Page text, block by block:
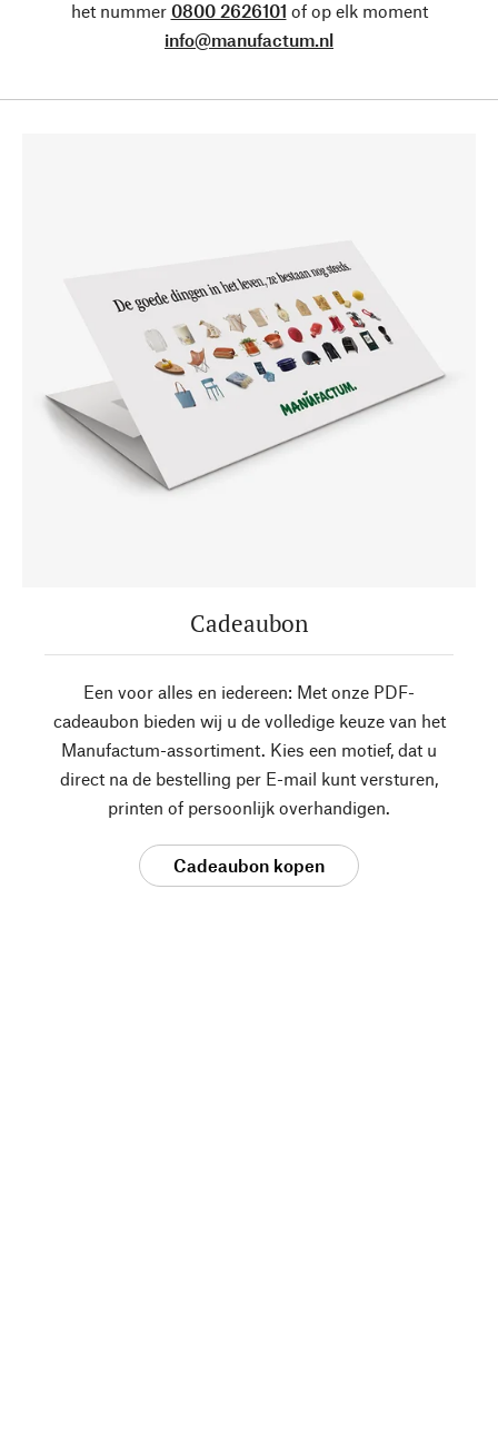
het nummer 0800 2626101 of op elk moment
info@manufactum.nl
Cadeaubon
Een voor alles en iedereen: Met onze PDF-
cadeaubon bieden wij u de volledige keuze van het
Manufactum-assortiment. Kies een motief, dat u
direct na de bestelling per E-mail kunt versturen,
printen of persoonlijk overhandigen.
Cadeaubon kopen